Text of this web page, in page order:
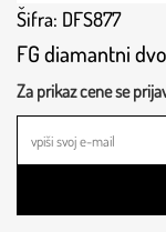
Šifra: DFS877
FG diamantni
Za prikaz cene se